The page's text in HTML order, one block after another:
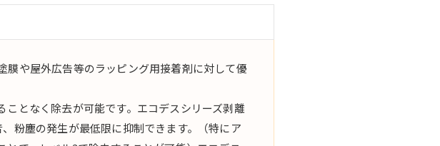
や屋外広告等のラッピング用接着剤に対して優
となく除去が可能です。エコデスシリーズ剥離
粉塵の発生が最低限に抑制できます。（特にア